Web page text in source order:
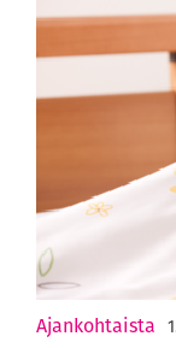
Ajankohtaista